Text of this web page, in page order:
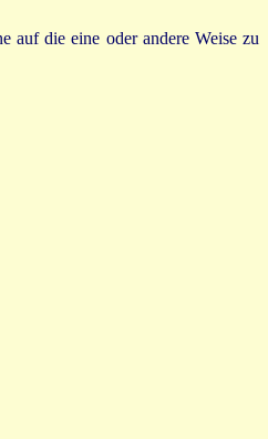
auf die eine oder andere Weise zu